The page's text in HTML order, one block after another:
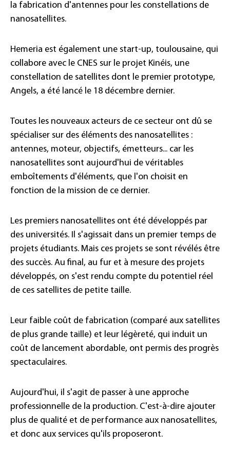
la fabrication d'antennes pour les constellations de
nanosatellites.
Hemeria est également une start-up, toulousaine, qui
collabore avec le CNES sur le projet Kinéis, une
constellation de satellites dont le premier prototype,
Angels, a été lancé le 18 décembre dernier.
Toutes les nouveaux acteurs de ce secteur ont dû se
spécialiser sur des éléments des nanosatellites :
antennes, moteur, objectifs, émetteurs... car les
nanosatellites sont aujourd'hui de véritables
emboîtements d'éléments, que l'on choisit en
fonction de la mission de ce dernier.
Les premiers nanosatellites ont été développés par
des universités. Il s'agissait dans un premier temps de
projets étudiants. Mais ces projets se sont révélés être
des succès. Au final, au fur et à mesure des projets
développés, on s'est rendu compte du potentiel réel
de ces satellites de petite taille.
Leur faible coût de fabrication (comparé aux satellites
de plus grande taille) et leur légèreté, qui induit un
coût de lancement abordable, ont permis des progrès
spectaculaires.
Aujourd'hui, il s'agit de passer à une approche
professionnelle de la production. C'est-à-dire ajouter
plus de qualité et de performance aux nanosatellites,
et donc aux services qu'ils proposeront.